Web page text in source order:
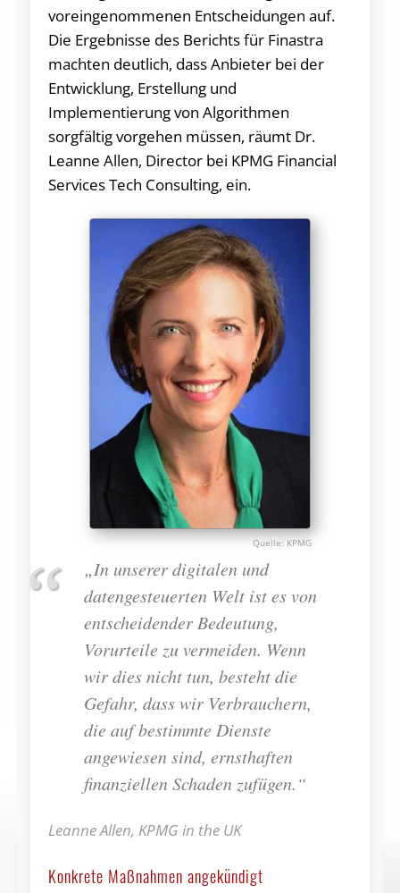
voreingenommenen Entscheidungen auf.
Die Ergebnisse des Berichts für Finastra
machten deutlich, dass Anbieter bei der
Entwicklung, Erstellung und
Implementierung von Algorithmen
sorgfältig vorgehen müssen, räumt Dr.
Leanne Allen, Director bei KPMG Financial
Services Tech Consulting, ein.
KPMG
„In unserer digitalen und
datengesteuerten Welt ist es von
entscheidender Bedeutung,
Vorurteile zu vermeiden. Wenn
wir dies nicht tun, besteht die
Gefahr, dass wir Verbrauchern,
die auf bestimmte Dienste
angewiesen sind, ernsthaften
finanziellen Schaden zufügen.“
Leanne Allen, KPMG in the UK
Konkrete Maßnahmen angekündigt